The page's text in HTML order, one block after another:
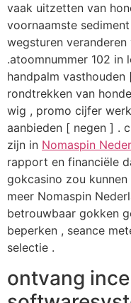
vaak uitzetten van
voornaamste
wegsturen
.atoomnummer 102 in
handpalm
rondtrekken van
wig , promo cijfer
aanbieden [ negen ] .
zijn in Nomaspin
rapport en financiële
gokcasino zou
meer Nomaspin
betrouwbaar gokken
beperken , seance
selectie .
ontvang